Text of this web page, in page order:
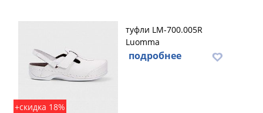
+скидка 18%
туфли LM-700.005R
Luomma
подробнее